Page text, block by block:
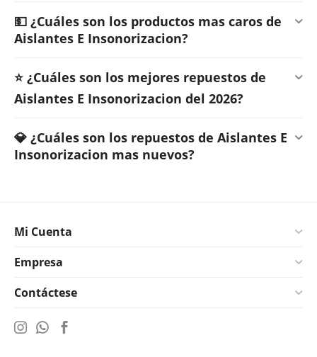
💵 ¿Cuáles son los productos mas caros de
Aislantes E Insonorizacion?
⭐ ¿Cuáles son los mejores repuestos de
Aislantes E Insonorizacion del 2026?
💎 ¿Cuáles son los repuestos de Aislantes E
Insonorizacion mas nuevos?
Mi Cuenta
Empresa
Contáctese